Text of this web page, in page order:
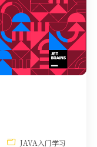
JAVA入门学习